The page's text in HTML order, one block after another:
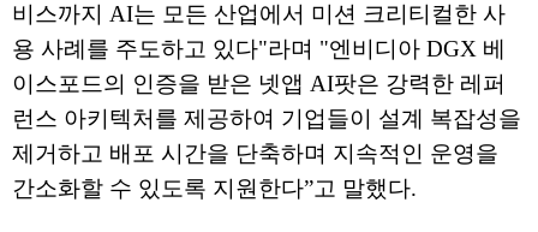
비스까지 AI는 모든 산업에서 미션 크리티컬한 사
용 사례를 주도하고 있다"라며 "엔비디아 DGX 베
이스포드의 인증을 받은 넷앱 AI팟은 강력한 레퍼
런스 아키텍처를 제공하여 기업들이 설계 복잡성을
제거하고 배포 시간을 단축하며 지속적인 운영을
간소화할 수 있도록 지원한다”고 말했다.